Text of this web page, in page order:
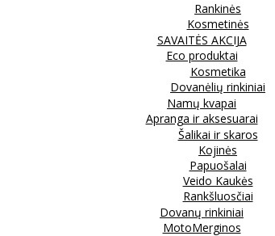
Rankinės
Kosmetinės
SAVAITĖS AKCIJA
Eco produktai
Kosmetika
Dovanėlių rinkiniai
Namų kvapai
Apranga ir aksesuarai
Šalikai ir skaros
Kojinės
Papuošalai
Veido Kaukės
Rankšluosčiai
Dovanų rinkiniai
MotoMerginos